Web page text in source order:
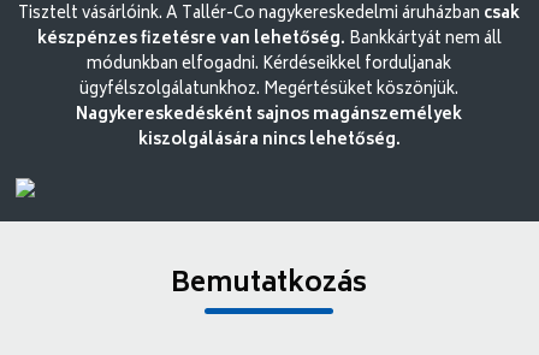
Tisztelt vásárlóink. A Tallér-Co nagykereskedelmi áruházban csak
készpénzes fizetésre van lehetőség. Bankkártyát nem áll
módunkban elfogadni. Kérdéseikkel forduljanak
ügyfélszolgálatunkhoz. Megértésüket köszönjük.
Nagykereskedésként sajnos magánszemélyek
kiszolgálására nincs lehetőség.
Bemutatkozás